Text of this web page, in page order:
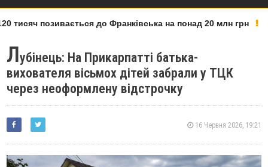
тисяч позивається до Франківська на понад 20 млн грн
Лубінець: На Прикарпатті батька-
вихователя вісьмох дітей забрали у ТЦК
через неоформлену відстрочку
16 Червня 2026, 19:21